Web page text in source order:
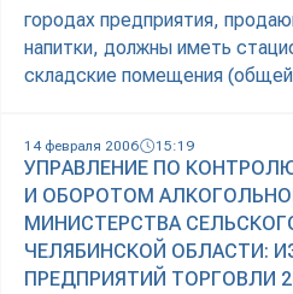
городах предприятия,
напитки, должны иметь
складские помещения (общей
14 февраля 2006 15:19
УПРАВЛЕНИЕ ПО
И ОБОРОТОМ
МИНИСТЕРСТВА
ЧЕЛЯБИНСКОЙ ОБЛАСТИ:
ПРЕДПРИЯТИЙ ТОРГОВЛИ